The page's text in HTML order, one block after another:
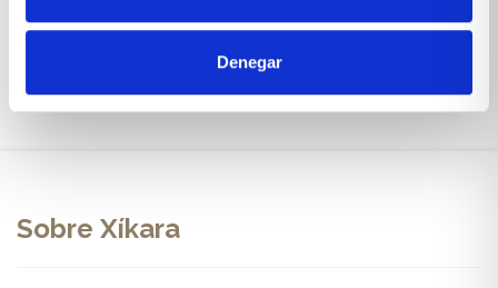
Denegar
Sobre Xíkara